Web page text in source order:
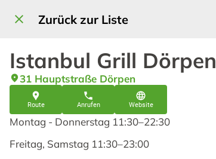
Zurück zur Liste
Istanbul Grill Dörpen
31 Hauptstraße Dörpen
Route Anrufen Website
Montag - Donnerstag 11:30–22:30
Freitag, Samstag 11:30–23:00